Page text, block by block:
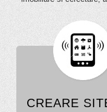
CREARE